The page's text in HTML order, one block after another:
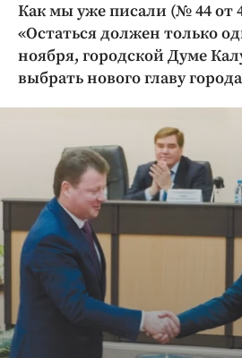
Благоустройство
Криминал
Культура
Недвижимость и ЖКХ
Образование
Общество
Погода
Праздники
Происшествия
Спорт
Экономика и бизнес
ПРОЕКТЫ
Как мы уже писали (№ 44 от
«Остаться должен только
ноября, городской Думе
выбрать нового главу